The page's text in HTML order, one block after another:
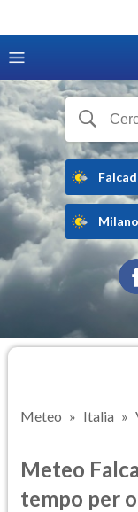
Milano
Meteo Italia
Meteo
tempo per